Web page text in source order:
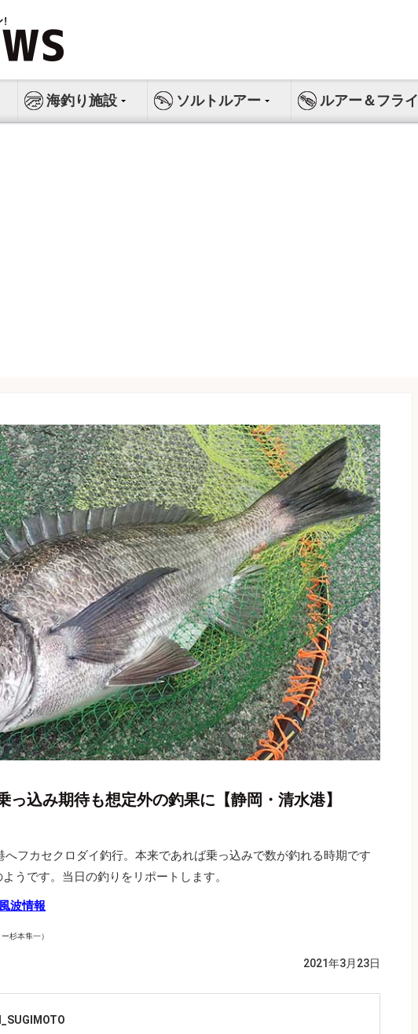
海釣り施設 ソルトルアー ルアー＆フライ
っ込み期待も想定外の釣果に【静岡・清水港】
フカセクロダイ釣行。本来であれば乗っ込みで数が釣れる時期です
うです。当日の釣りをリポートします。
波情報
杉本隼一）
2021年3月23日